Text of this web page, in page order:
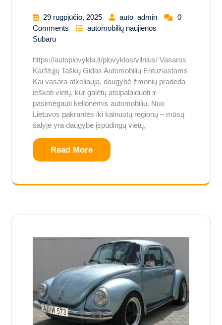
29 rugpjūčio, 2025 auto_admin
0
Comments
automobilių naujienos
Subaru
https://autoplovykla.lt/plovyklos/vilnius/ Vasaros
Karštųjų Taškų Gidas Automobilių Entuziastams
Kai vasara atkeliauja, daugybė žmonių pradeda
ieškoti vietų, kur galėtų atsipalaiduoti ir
pasimėgauti kelionėmis automobiliu. Nuo
Lietuvos pakrantės iki kalnuotų regionų – mūsų
šalyje yra daugybė įspūdingų vietų,
Read More